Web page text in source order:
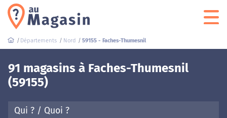
Départements Nord 59155 - Faches-Thumesnil
91 magasins à Faches-Thumesnil
(59155)